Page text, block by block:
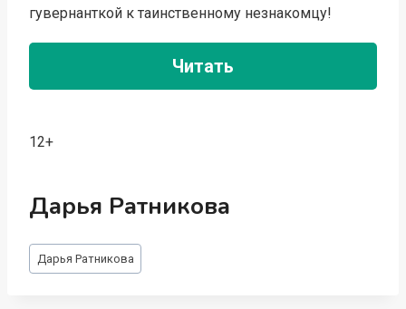
гувернанткой к таинственному незнакомцу!
Читать
12+
Дарья Ратникова
Метки
записи:
Дарья Ратникова